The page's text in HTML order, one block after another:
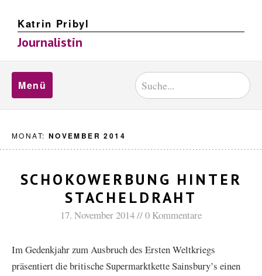
Katrin Pribyl
Journalistin
Menü
MONAT: NOVEMBER 2014
SCHOKOWERBUNG HINTER
STACHELDRAHT
17. November 2014 0 Kommentare
Im Gedenkjahr zum Ausbruch des Ersten Weltkriegs
präsentiert die britische Supermarktkette Sainsbury’s einen